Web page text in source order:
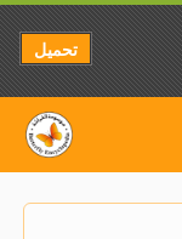
تحميل